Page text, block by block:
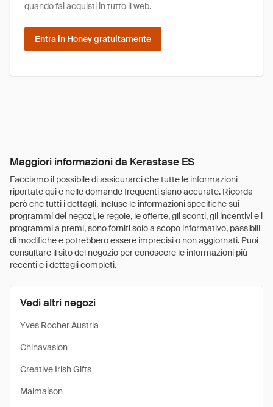
quando fai acquisti in tutto il web.
Entra in Honey gratuitamente
Maggiori informazioni da Kerastase ES
Facciamo il possibile di assicurarci che tutte le informazioni
riportate qui e nelle domande frequenti siano accurate. Ricorda
però che tutti i dettagli, incluse le informazioni specifiche sui
programmi dei negozi, le regole, le offerte, gli sconti, gli incentivi e i
programmi a premi, sono forniti solo a scopo informativo, passibili
di modifiche e potrebbero essere imprecisi o non aggiornati. Puoi
consultare il sito del negozio per conoscere le informazioni più
recenti e i dettagli completi.
Vedi altri negozi
Yves Rocher Austria
Chinavasion
Creative Irish Gifts
Malmaison